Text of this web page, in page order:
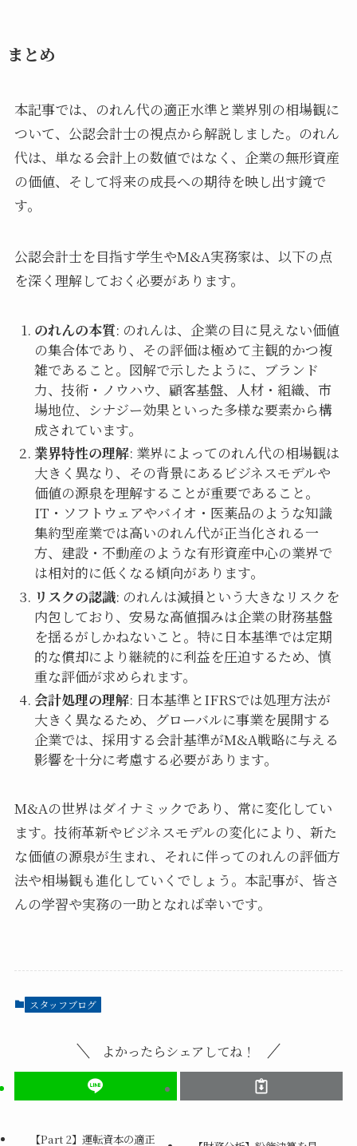
まとめ
本記事では、のれん代の適正水準と業界別の相場観に
ついて、公認会計士の視点から解説しました。のれん
代は、単なる会計上の数値ではなく、企業の無形資産
の価値、そして将来の成長への期待を映し出す鏡で
す。
公認会計士を目指す学生やM&A実務家は、以下の点
を深く理解しておく必要があります。
のれんの本質: のれんは、企業の目に見えない価値
の集合体であり、その評価は極めて主観的かつ複
雑であること。図解で示したように、ブランド
力、技術・ノウハウ、顧客基盤、人材・組織、市
場地位、シナジー効果といった多様な要素から構
成されています。
業界特性の理解: 業界によってのれん代の相場観は
大きく異なり、その背景にあるビジネスモデルや
価値の源泉を理解することが重要であること。
IT・ソフトウェアやバイオ・医薬品のような知識
集約型産業では高いのれん代が正当化される一
方、建設・不動産のような有形資産中心の業界で
は相対的に低くなる傾向があります。
リスクの認識: のれんは減損という大きなリスクを
内包しており、安易な高値掴みは企業の財務基盤
を揺るがしかねないこと。特に日本基準では定期
的な償却により継続的に利益を圧迫するため、慎
重な評価が求められます。
会計処理の理解: 日本基準とIFRSでは処理方法が
大きく異なるため、グローバルに事業を展開する
企業では、採用する会計基準がM&A戦略に与える
影響を十分に考慮する必要があります。
M&Aの世界はダイナミックであり、常に変化してい
ます。技術革新やビジネスモデルの変化により、新た
な価値の源泉が生まれ、それに伴ってのれんの評価方
法や相場観も進化していくでしょう。本記事が、皆さ
んの学習や実務の一助となれば幸いです。
スタッフブログ
よかったらシェアしてね！
【Part 2】運転資本の適正